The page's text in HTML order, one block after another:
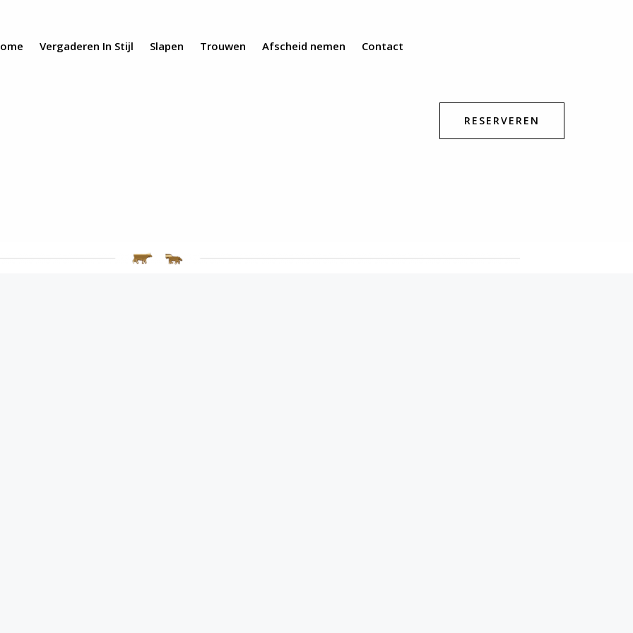
Vergaderen In Stijl Slapen Trouwen Afscheid nemen Contact
RESERVEREN